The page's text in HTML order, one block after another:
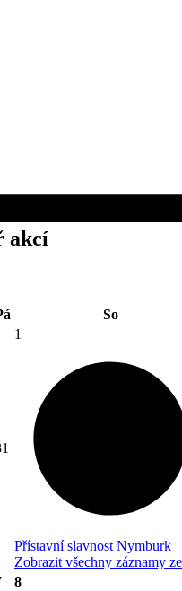
akcí
So
1
Přístavní slavnost Nymburk
Zobrazit všechny záznamy
8